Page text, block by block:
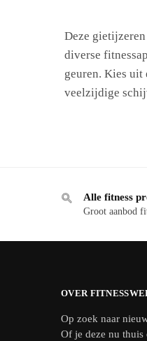
Deze
diverse
geuren. Kies uit
veelzijdige
Alle fitness
Groot aanbod
OVER
Op zoek naar
Of je deze nu